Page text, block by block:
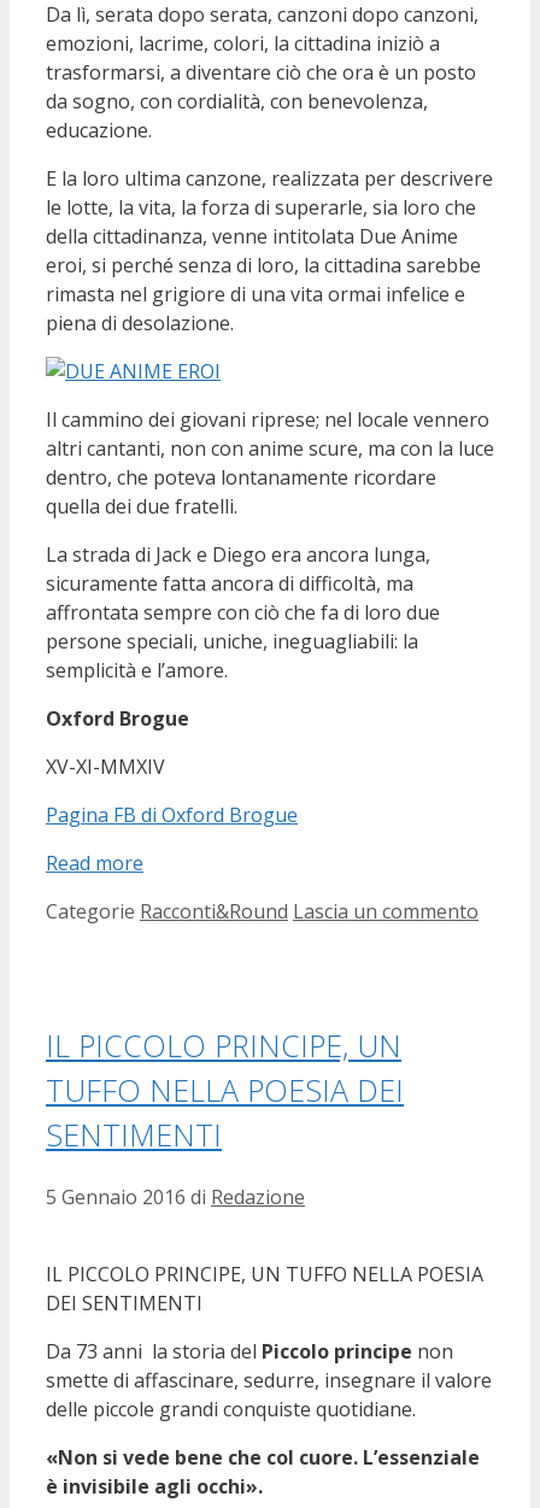
Da lì, serata dopo serata, canzoni dopo canzoni,
emozioni, lacrime, colori, la cittadina iniziò a
trasformarsi, a diventare ciò che ora è un posto
da sogno, con cordialità, con benevolenza,
educazione.
E la loro ultima canzone, realizzata per descrivere
le lotte, la vita, la forza di superarle, sia loro che
della cittadinanza, venne intitolata Due Anime
eroi, si perché senza di loro, la cittadina sarebbe
rimasta nel grigiore di una vita ormai infelice e
piena di desolazione.
Il cammino dei giovani riprese; nel locale vennero
altri cantanti, non con anime scure, ma con la luce
dentro, che poteva lontanamente ricordare
quella dei due fratelli.
La strada di Jack e Diego era ancora lunga,
sicuramente fatta ancora di difficoltà, ma
affrontata sempre con ciò che fa di loro due
persone speciali, uniche, ineguagliabili: la
semplicità e l’amore.
Oxford Brogue
XV-XI-MMXIV
Pagina FB di Oxford Brogue
Read more
Categorie Racconti&Round Lascia un commento
IL PICCOLO PRINCIPE, UN
TUFFO NELLA POESIA DEI
SENTIMENTI
5 Gennaio 2016 di Redazione
IL PICCOLO PRINCIPE, UN TUFFO NELLA POESIA
DEI SENTIMENTI
Da 73 anni la storia del Piccolo principe non
smette di affascinare, sedurre, insegnare il valore
delle piccole grandi conquiste quotidiane.
«Non si vede bene che col cuore. L’essenziale
è invisibile agli occhi».